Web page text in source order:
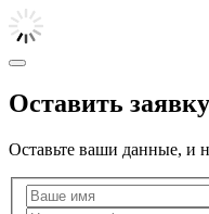
Оставить заявку
Оставьте ваши данные, и